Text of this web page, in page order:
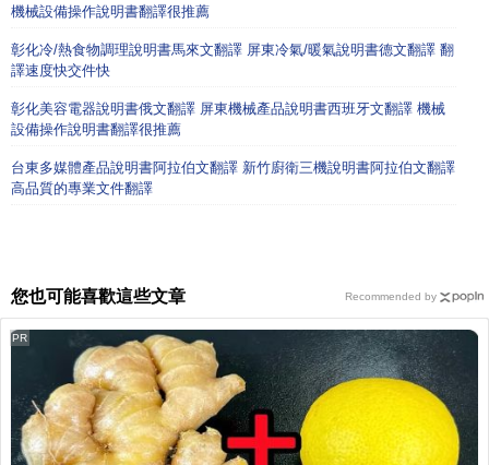
機械設備操作說明書翻譯很推薦
彰化冷/熱食物調理說明書馬來文翻譯 屏東冷氣/暖氣說明書德文翻譯 翻
譯速度快交件快
彰化美容電器說明書俄文翻譯 屏東機械產品說明書西班牙文翻譯 機械
設備操作說明書翻譯很推薦
台東多媒體產品說明書阿拉伯文翻譯 新竹廚衛三機說明書阿拉伯文翻譯
高品質的專業文件翻譯
您也可能喜歡這些文章
PR
Recommended by